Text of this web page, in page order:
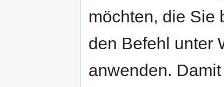
möchten, die Sie
den Befehl unter
anwenden.